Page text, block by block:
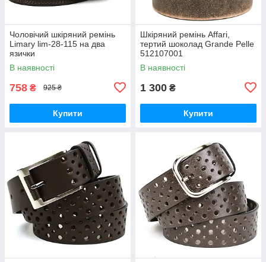
Чоловічий шкіряний ремінь
Limary lim-28-115 на два
язички
В наявності
758 ₴ 925 ₴
Купити
Шкіряний ремінь Affari,
тертий шоколад Grande Pelle
512107001
В наявності
1 300 ₴
Купити